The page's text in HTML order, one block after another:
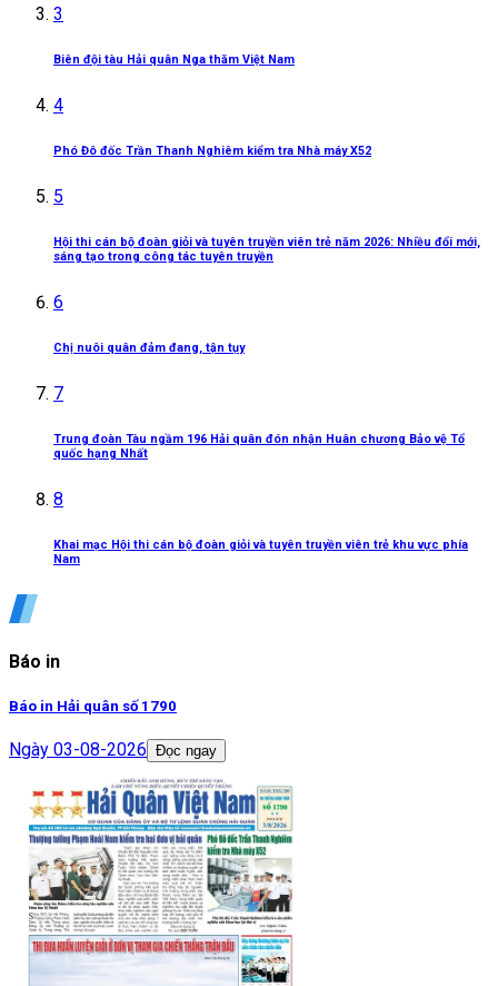
3
Biên đội tàu Hải quân Nga thăm Việt Nam
4
Phó Đô đốc Trần Thanh Nghiêm kiểm tra Nhà máy X52
5
Hội thi cán bộ đoàn giỏi và tuyên truyền viên trẻ năm 2026: Nhiều đổi mới,
sáng tạo trong công tác tuyên truyền
6
Chị nuôi quân đảm đang, tận tụy
7
Trung đoàn Tàu ngầm 196 Hải quân đón nhận Huân chương Bảo vệ Tổ
quốc hạng Nhất
8
Khai mạc Hội thi cán bộ đoàn giỏi và tuyên truyền viên trẻ khu vực phía
Nam
Báo in
Báo in Hải quân số 1790
Ngày 03-08-2026 Đọc ngay